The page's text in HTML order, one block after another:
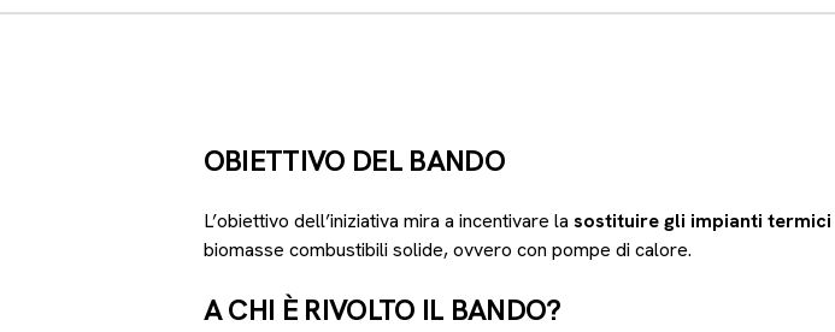
OBIETTIVO DEL BANDO
L’obiettivo dell’iniziativa mira a incentivare la sostituire gli impianti termici
biomasse combustibili solide, ovvero con pompe di calore.
A CHI È RIVOLTO IL BANDO?